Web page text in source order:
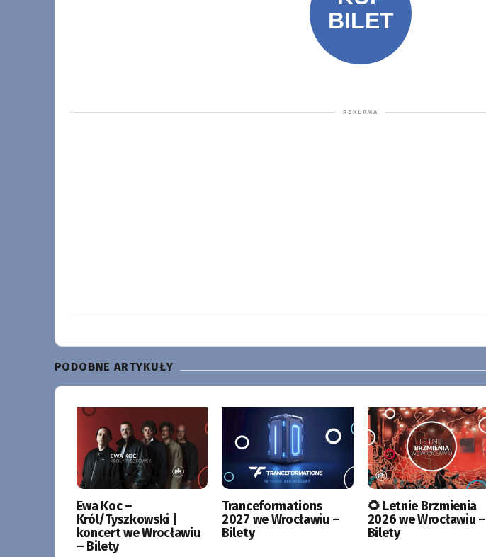
PODOBNE ARTYKUŁY
Ewa Koc –
Król/Tyszkowski |
koncert we Wrocławiu
– Bilety
Tranceformations
2027 we Wrocławiu –
Bilety
🌻 Letnie Brzmienia
2026 we Wrocławiu –
Bilety